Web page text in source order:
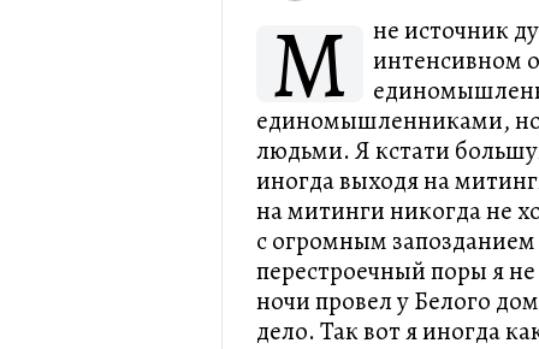
М
не источник
интенсивном
единомышленниками,
людьми. Я кстати
иногда выходя на
на митинги никогда не
с огромным
перестроечный поры я
ночи провел у Белого
дело. Так вот я иногда